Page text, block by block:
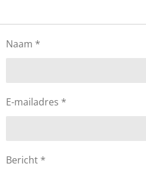
Naam *
E-mailadres *
Bericht *